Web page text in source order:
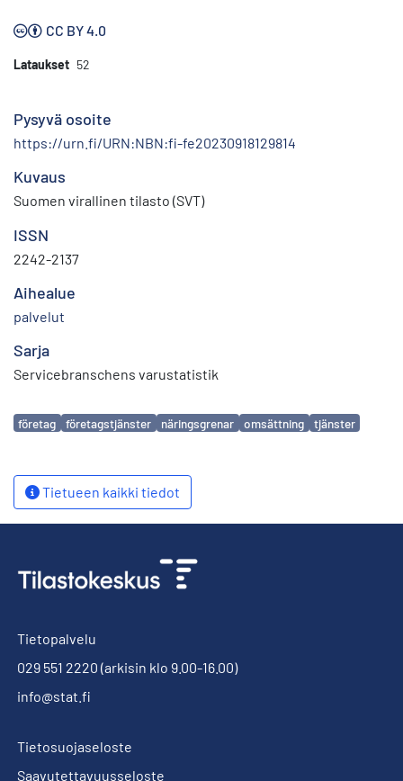
CC BY 4.0
Lataukset 52
Pysyvä osoite
https://urn.fi/URN:NBN:fi-fe20230918129814
Kuvaus
Suomen virallinen tilasto (SVT)
ISSN
2242-2137
Aihealue
palvelut
Sarja
Servicebranschens varustatistik
Avainsanat
företag företagstjänster näringsgrenar omsättning tjänster
Tietueen kaikki tiedot
Tietopalvelu
029 551 2220 (arkisin klo 9.00-16.00)
info@stat.fi
Tietosuojaseloste
Saavutettavuusseloste